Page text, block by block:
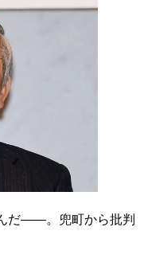
だ――。兜町から批判